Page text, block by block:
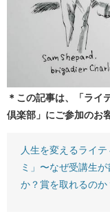
＊この記事は、「ライ
倶楽部」にご参加のお
人生を変えるライ
ミ」〜なぜ受講生
か？賞を取れるの